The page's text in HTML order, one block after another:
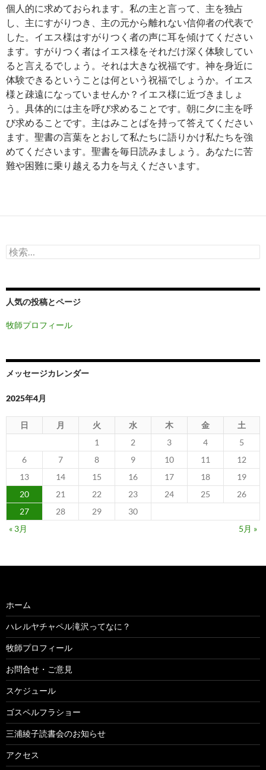
個人的に求めておられます。私の主と言って、主を独占
し、主にすがりつき、主の元から離れない信仰者の代表で
した。イエス様はすがりつく者の声に耳を傾けてください
ます。すがりつく者はイエス様をそれだけ深く体験してい
ると言えるでしょう。それは大きな祝福です。神を身近に
体験できるということは何という祝福でしょうか。イエス
様と疎遠になっていませんか？イエス様に近づきましょ
う。具体的には主を呼び求めることです。朝に夕に主を呼
び求めることです。主はみことばを持って答えてください
ます。聖書の言葉をとおして私たちに語りかけ私たちを強
めてくださいます。聖書を毎日読みましょう。あなたに苦
難や困難に乗り越える力を与えくださいます。
検
索:
人気の投稿とページ
牧師プロフィール
メッセージカレンダー
2025年4月
日 月 火 水 木 金
土
1
2 3 4
5
6
7 8 9 10 11
12
13
14 15 16 17 18
19
20
21 22 23 24 25
26
27
28 29
30
« 3月
5月 »
ホーム
ハレルヤチャペル滝沢ってなに？
牧師プロフィール
お問合せ・ご意見
スケジュール
ゴスペルフラショー
三浦綾子読書会のお知らせ
アクセス